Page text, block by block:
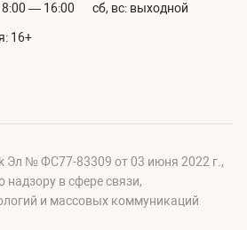
8:00 — 16:00 сб, вс: выходной
16+
Эл № ФС77-83309 от 03 июня 2022 г.,
в сфере связи,
и массовых коммуникаций